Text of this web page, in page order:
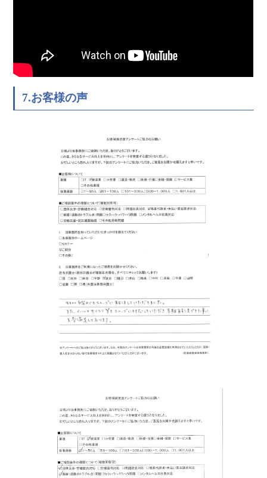
7.お客様の声